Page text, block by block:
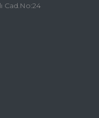
Cad.No:24